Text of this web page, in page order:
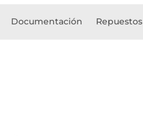
Documentación Repuestos